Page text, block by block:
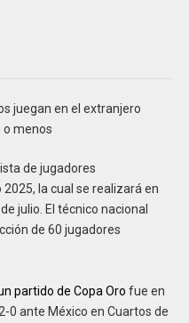
juegan en el extranjero
o menos
de jugadores
la cual se realizará en
julio. El técnico nacional
de 60 jugadores
partido de Copa Oro fue en
0 ante México en Cuartos de